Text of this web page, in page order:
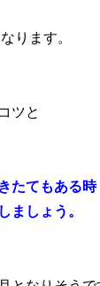
ります。
ツと
たてもある時
ましょう。